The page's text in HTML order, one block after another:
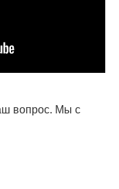
вопрос. Мы с